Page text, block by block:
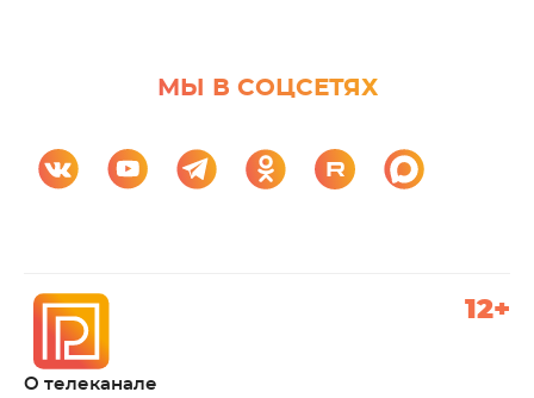
МЫ В СОЦСЕТЯХ
О телеканале
12+